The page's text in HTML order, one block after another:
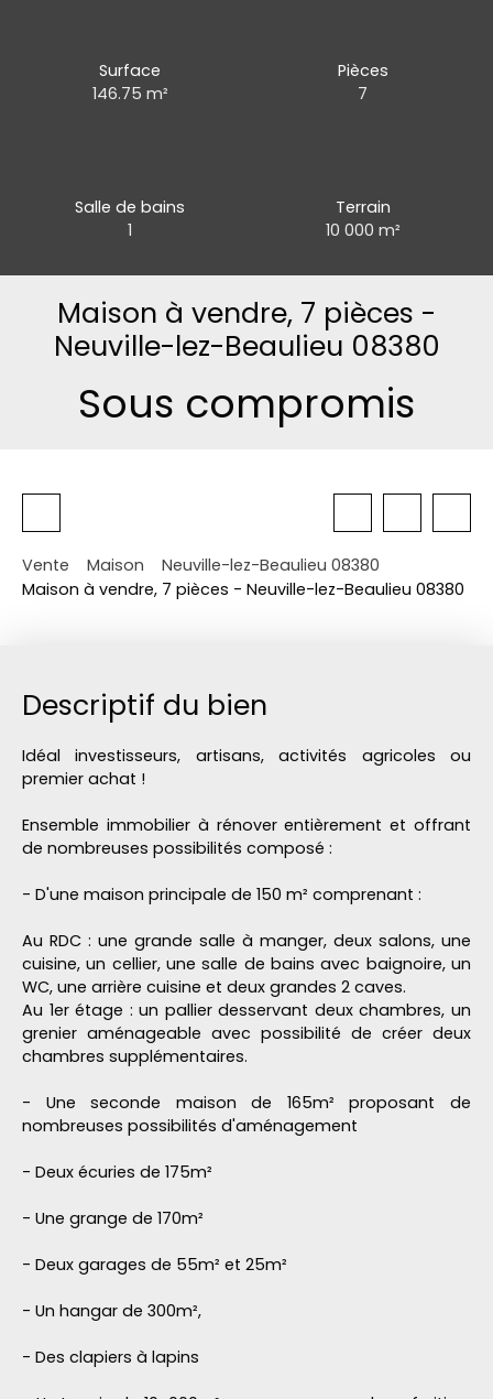
Surface
146.75 m²
Pièces
7
Salle de bains
1
Terrain
10 000 m²
Maison à vendre, 7 pièces -
Neuville-lez-Beaulieu 08380
Sous compromis
Vente Maison
Neuville-lez-Beaulieu 08380
Maison à vendre, 7 pièces - Neuville-lez-Beaulieu 08380
Descriptif du bien
Idéal investisseurs, artisans, activités agricoles ou
premier achat !
Ensemble immobilier à rénover entièrement et offrant
de nombreuses possibilités composé :
- D'une maison principale de 150 m² comprenant :
Au RDC : une grande salle à manger, deux salons, une
cuisine, un cellier, une salle de bains avec baignoire, un
WC, une arrière cuisine et deux grandes 2 caves.
Au 1er étage : un pallier desservant deux chambres, un
grenier aménageable avec possibilité de créer deux
chambres supplémentaires.
- Une seconde maison de 165m² proposant de
nombreuses possibilités d'aménagement
- Deux écuries de 175m²
- Une grange de 170m²
- Deux garages de 55m² et 25m²
- Un hangar de 300m²,
- Des clapiers à lapins